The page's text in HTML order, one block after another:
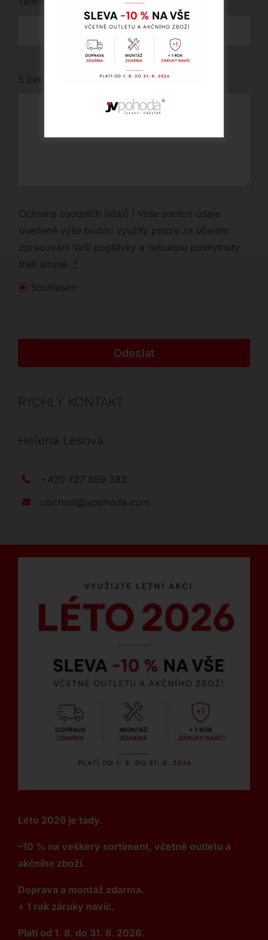
S čím vám můžeme pomoci?
Ochrana osobních údajů | Vaše osobní údaje
uvedené výše budou využity pouze za účelem
zpracování Vaší poptávky a nebudou poskytnuty
třetí straně. *
Souhlasím
Odeslat
RYCHLÝ KONTAKT
Helena Lesová
+420 727 859 382
obchod@jvpohoda.com
Léto 2026 je tady.
–10 % na veškerý sortiment, včetně outletu a
akčního zboží.
Doprava a montáž zdarma.
+ 1 rok záruky navíc.
Platí od 1. 8. do 31. 8. 2026.